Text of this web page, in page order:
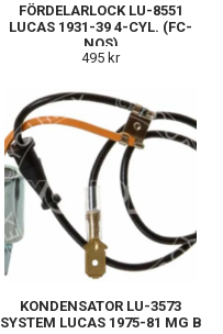
FÖRDELARLOCK LU-8551
LUCAS 1931-39 4-CYL. (FC-
NOS)
495 kr
KONDENSATOR LU-3573
SYSTEM LUCAS 1975-81 MG B